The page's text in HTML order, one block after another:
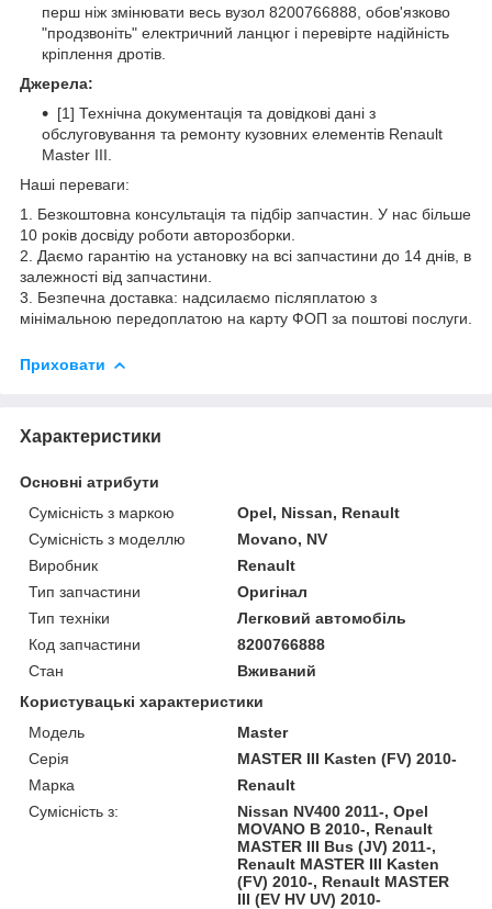
перш ніж змінювати весь вузол 8200766888, обов'язково
"продзвоніть" електричний ланцюг і перевірте надійність
кріплення дротів.
Джерела:
[1] Технічна документація та довідкові дані з
обслуговування та ремонту кузовних елементів Renault
Master III.
Наші переваги:
1. Безкоштовна консультація та підбір запчастин. У нас більше
10 років досвіду роботи авторозборки.
2. Даємо гарантію на установку на всі запчастини до 14 днів, в
залежності від запчастини.
3. Безпечна доставка: надсилаємо післяплатою з
мінімальною передоплатою на карту ФОП за поштові послуги.
Приховати
Характеристики
Основні атрибути
Сумісність з маркою
Opel, Nissan, Renault
Сумісність з моделлю
Movano, NV
Виробник
Renault
Тип запчастини
Оригінал
Тип техніки
Легковий автомобіль
Код запчастини
8200766888
Стан
Вживаний
Користувацькі характеристики
Модель
Master
Серія
MASTER III Kasten (FV) 2010-
Марка
Renault
Сумісність з:
Nissan NV400 2011-, Opel
MOVANO B 2010-, Renault
MASTER III Bus (JV) 2011-,
Renault MASTER III Kasten
(FV) 2010-, Renault MASTER
III (EV HV UV) 2010-